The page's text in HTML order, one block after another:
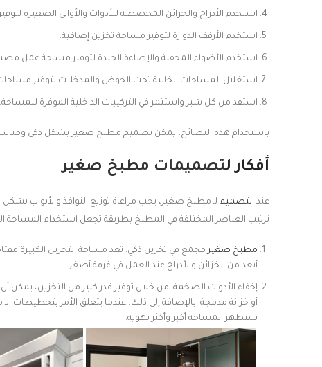
استخدم الأدراج والخزائن المخصصة للأدوات والأواني الصغيرة
استخدم الأرفف الدوارة لتوفير مساحة تخزين إضافية.
استخدم الأضواء المخفية والإضاءة الجيدة لتوفير مساحة عمل
استغلال المساحات الخالية تحت الحوض والمدخلات لتوفير
استفد من كل شبر واستثمر في التركيبات الداخلية الموفرة للمساحة.
باستخدام هذه النصائح، يمكن تصميم مطبخ صغير بشكل ذكي
أفكار لتصميمات مطبخ صغير
عند التصميم لـ مطبخ صغير، يجب مراعاة توزيع النوافذ والأبواب
ترتيب العناصر المختلفة في المطبخ بطريقة تجعل استخدام المساحة
مطبخ صغير مجمع في تخزين ذكي: تعد مساحة التخزين الكبيرة
أبعد من الخزائن والأدراج عند العمل في غرفة أصغر.
إخفاء الأدوات الضخمة: من خلال توفير قدر كبير من التخزين،
أو خزانة مدمجة. بالإضافة إلى ذلك، عندما يتعلق الأمر بتخطيطات
ستظهر المساحة أكبر وأكثر تهوية.